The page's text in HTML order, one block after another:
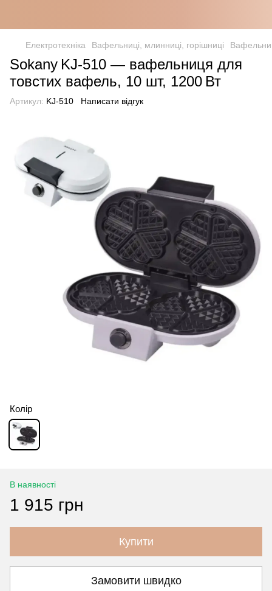
Електротехніка Вафельниці, млинниці, горішниці
Sokany KJ‑510 — вафельниця для
товстих вафель, 10 шт, 1200 Вт
Артикул: KJ-510 Написати відгук
Колір
В наявності
1 915 грн
Купити
Замовити швидко